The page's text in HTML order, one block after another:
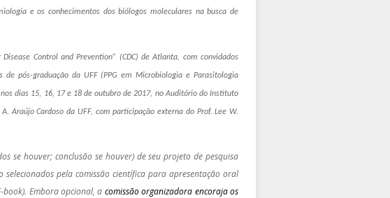
e os conhecimentos dos biólogos molecularesna busca de
Control and Prevention” (CDC) de Atlanta, com convidados
de pós-graduação da UFF (PPG em Microbiologia e Parasitologia
dias 15, 16, 17 e 18 de outubro de 2017, no Auditório do Instituto
Araújo Cardoso da UFF, com participação externa do Prof. Lee W.
se houver; conclusão se houver) de seu projeto de pesquisa
pela comissão científica para apresentação oral
book). Embora opcional, a comissão organizadora encoraja os